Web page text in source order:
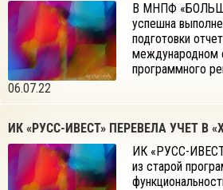
06.07.22
В МНПФ
успешна
подготовки
международном
программного
ИК «РУСС-ИВЕСТ» ПЕРЕВЕЛА УЧЕТ В
ИК «РУСС-
из старой